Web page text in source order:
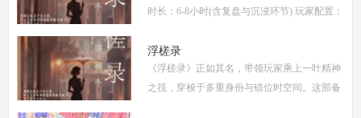
时长：6-8小时(含复盘与沉浸环节) 玩家配置：
别选择以增强代入感) 适合玩家：适合喜爱深
度
浮槎录
《浮槎录》正如其名，带领玩家乘上一叶精神
之筏，穿梭于多重身份与错位时空间。这部备